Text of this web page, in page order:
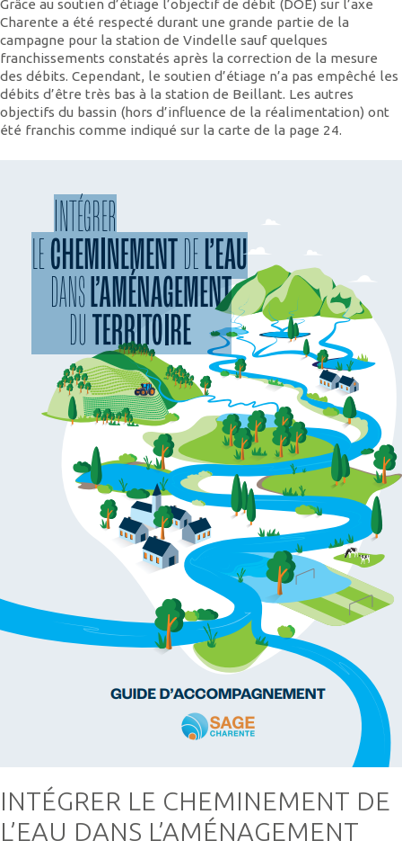
Grâce au soutien d’étiage l’objectif de débit (DOE) sur l’axe
Charente a été respecté durant une grande partie de la
campagne pour la station de Vindelle sauf quelques
franchissements constatés après la correction de la mesure
des débits. Cependant, le soutien d’étiage n’a pas empêché les
débits d’être très bas à la station de Beillant. Les autres
objectifs du bassin (hors d’influence de la réalimentation) ont
été franchis comme indiqué sur la carte de la page 24.
INTÉGRER LE CHEMINEMENT DE
L’EAU DANS L’AMÉNAGEMENT